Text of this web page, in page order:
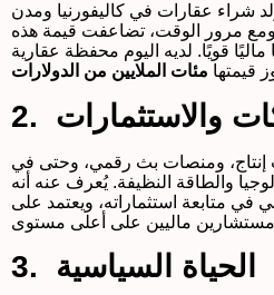
شراء عقارات في كاليفورنيا ومدن
مرور الوقت، تضاعفت قيمة هذه
قويًا. لديه اليوم محفظة عقارية
قيمتها مئات الملايين من الدولارات
والاستثمارات
إنتاج، ومنصات بث رقمي، وحتى في
والطاقة النظيفة. يُعرف عنه أنه
متابعة استثماراته، ويعتمد على
3. الحياة السياسية